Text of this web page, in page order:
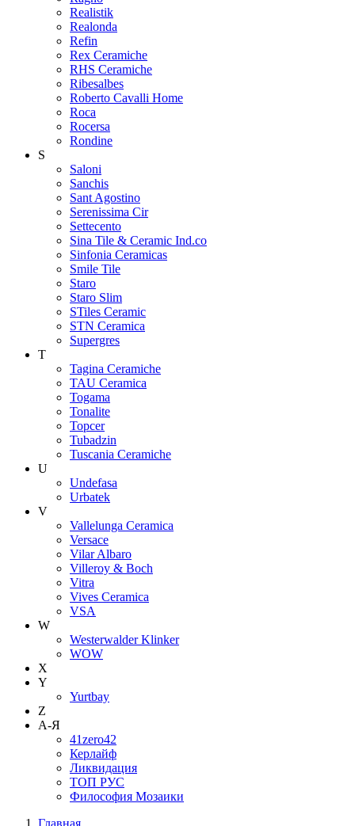
Realistik
Realonda
Refin
Rex Ceramiche
RHS Ceramiche
Ribesalbes
Roberto Cavalli Home
Roca
Rocersa
Rondine
S
Saloni
Sanchis
Sant Agostino
Serenissima Cir
Settecento
Sina Tile & Ceramic Ind.co
Sinfonia Ceramicas
Smile Tile
Staro
Staro Slim
STiles Ceramic
STN Ceramica
Supergres
T
Tagina Ceramiche
TAU Ceramica
Togama
Tonalite
Topcer
Tubadzin
Tuscania Ceramiche
U
Undefasa
Urbatek
V
Vallelunga Ceramica
Versace
Vilar Albaro
Villeroy & Boch
Vitra
Vives Ceramica
VSA
W
Westerwalder Klinker
WOW
X
Y
Yurtbay
Z
А-Я
41zero42
Керлайф
Ликвидация
ТОП РУС
Философия Мозаики
Главная